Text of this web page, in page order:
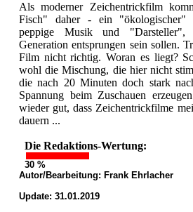
Als moderner Zeichentrickfilm
Fisch" daher - ein "ökologischer"
peppige Musik und
Generation entsprungen sein sollen.
Film nicht richtig. Woran es liegt?
wohl die Mischung, die hier nicht
die nach 20 Minuten doch stark
Spannung beim Zuschauen
wieder gut, dass Zeichentrickfilme
dauern ...
Die Redaktions-Wertung:
30 %
Autor/Bearbeitung: Frank Ehrlacher
Update: 31.01.2019